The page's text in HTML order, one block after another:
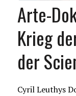
Arte-
Krieg
der
Cyril Leuthys